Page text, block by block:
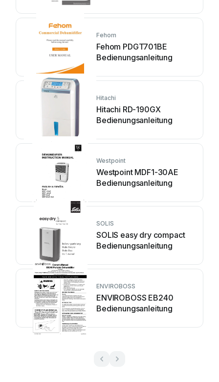
Fehom
Fehom PDGT701BE
Bedienungsanleitung
Hitachi
Hitachi RD-190GX
Bedienungsanleitung
Westpoint
Westpoint MDF1-30AE
Bedienungsanleitung
SOLIS
SOLIS easy dry compact
Bedienungsanleitung
ENVIROBOSS
ENVIROBOSS EB240
Bedienungsanleitung